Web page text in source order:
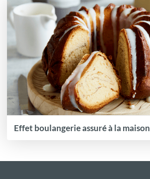
Effet boulangerie assuré à la maison